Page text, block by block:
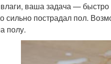
ваша задача — быстро
сильно пострадал пол.
полу.